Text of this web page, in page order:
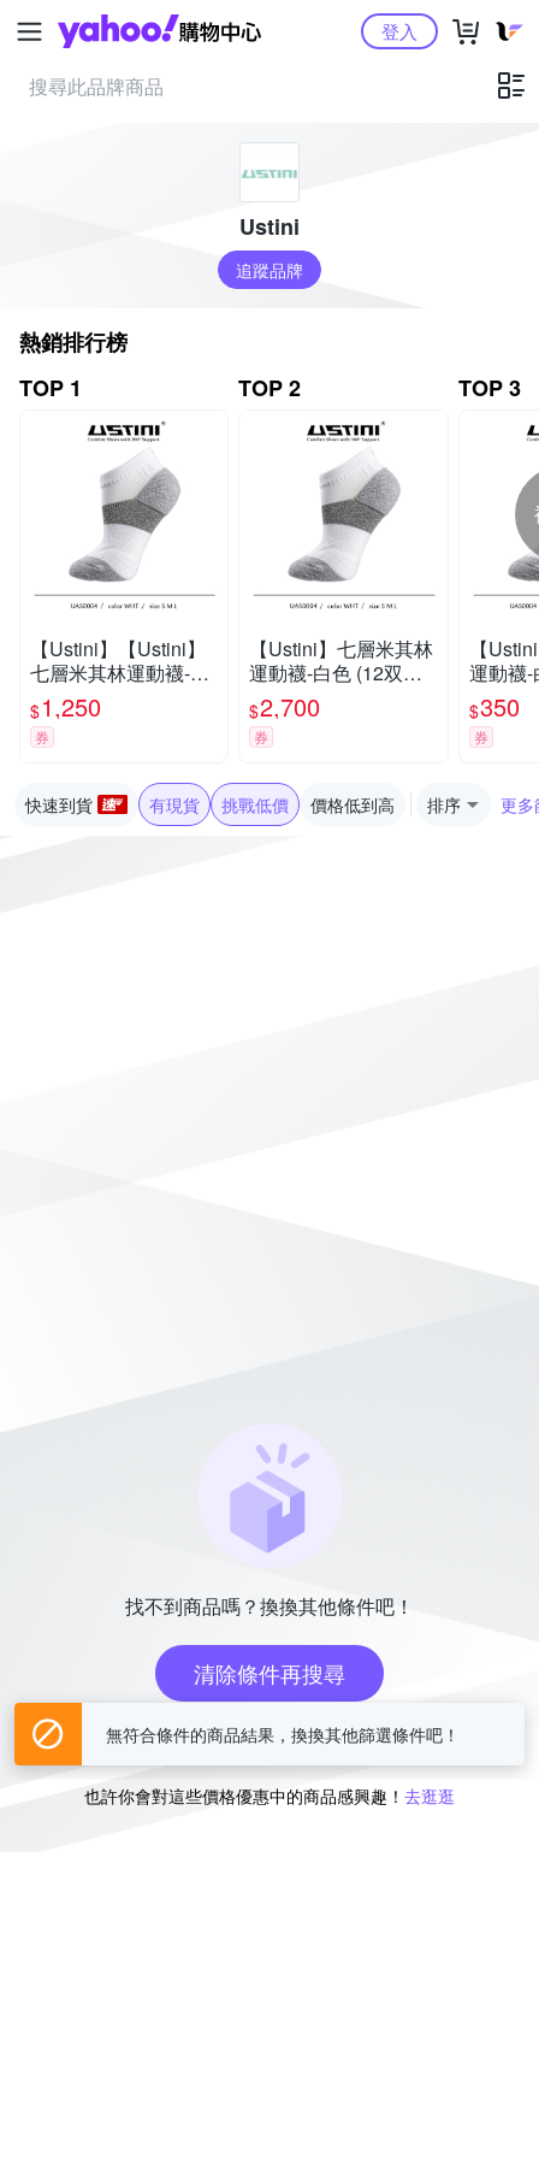
Yahoo購物中心登入
Ustini
追蹤品牌
熱銷排行榜
TOP 1
【Ustini】【Ustini】
七層米其林運動襪-白
色 (5双組)排靜電功能
襪 銀纖維襪UAS000
WHT
$1,250
券
TOP 2
【Ustini】七層米其林
運動襪-白色 (12双組)
排靜電功能襪 銀纖維
襪UAS0004WHT
$2,700
券
TOP 3
【
運動襪-
靜電
$350
券
快速到貨 有現貨 挑戰低價 價格低到高 排序 更多
找不到商品嗎？換換其他條件吧！
清除條件再搜尋
或
也許你會對這些價格優惠中的商品感興趣！ 去逛逛
無符合條件的商品結果，換換其他篩選條件吧！